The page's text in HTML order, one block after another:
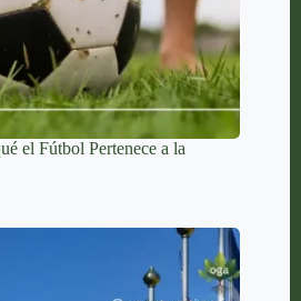
el Fútbol Pertenece a la